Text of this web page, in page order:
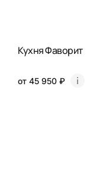
Кухня Фаворит
от 45 950 ₽